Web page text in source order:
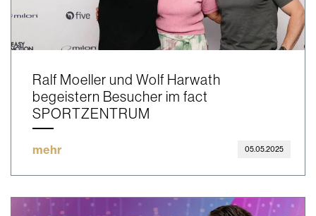
Ralf Moeller und Wolf Harwath
begeistern Besucher im fact
SPORTZENTRUM
mehr 05.05.2025